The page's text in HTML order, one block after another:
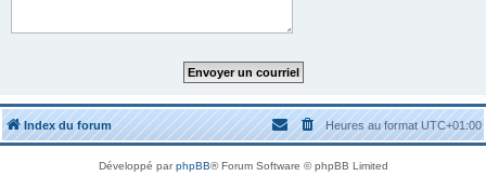
Index du forum Heures au formatUTC+01:00
Développé parphpBB® Forum Software © phpBB Limited